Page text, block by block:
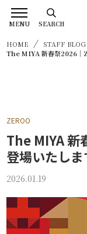
HOME
STAFF BLOG
The MIYA 新春祭2026｜
ZEROO
The MIYA 新
登場いたしま
2026.01.19
MENU SEARCH